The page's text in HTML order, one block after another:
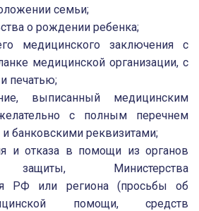
семьи;
о рождении ребенка;
медицинского заключения с
медицинской организации, с
печатью;
выписанный медицинским
с полным перечнем
и банковскими реквизитами;
и отказа в помощи из органов
защиты, Министерства
РФ или региона (просьбы об
помощи, средств